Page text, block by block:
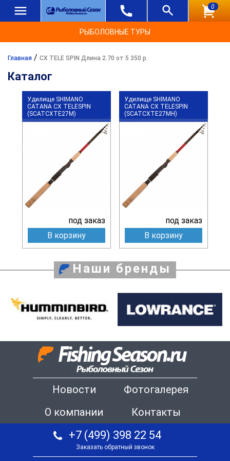
0
РЫБОЛОВНЫЕ ТУРЫ
Главная / CX TELE SPIN Длина 2.70 от 5 350 р.
Каталог
Удилище SHIMANO
CATANA CX TELESPIN
(SCATCXTE27M)
под заказ
В корзину
Удилище SHIMANO
CATANA CX TELESPIN
(SCATCXTE27MH)
под заказ
В корзину
Наши бренды
Новости
Фотогалерея
О компании
Контакты
+7 (499) 398 22 54
Заказать обратный звонок